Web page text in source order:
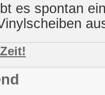
es spontan